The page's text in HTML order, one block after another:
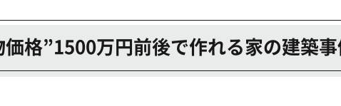
格”1500万円前後で作れる家の建築